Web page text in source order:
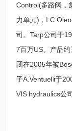
Control(多路阀，
力单元)，LC
司。Tarp公司于
7百万US。产品
团在2005年被
子A.Ventuelli于
VIS hydraulics公司